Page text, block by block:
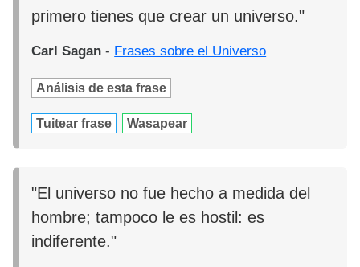
primero tienes que crear un universo."
Carl Sagan - Frases sobre el Universo
Análisis de esta frase
Tuitear frase Wasapear
"El universo no fue hecho a medida del
hombre; tampoco le es hostil: es
indiferente."